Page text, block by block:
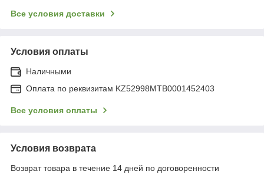
Все условия доставки
Условия оплаты
Наличными
Оплата по реквизитам KZ52998MTB0001452403
Все условия оплаты
Условия возврата
Возврат товара в течение 14 дней по договоренности